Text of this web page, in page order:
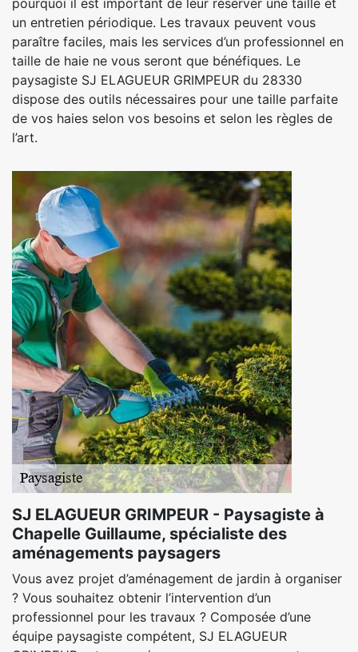
un entretien périodique. Les travaux peuvent vous
paraître faciles, mais les services d’un professionnel en
taille de haie ne vous seront que bénéfiques. Le
paysagiste SJ ELAGUEUR GRIMPEUR du 28330
dispose des outils nécessaires pour une taille parfaite
de vos haies selon vos besoins et selon les règles de
l’art.
SJ ELAGUEUR GRIMPEUR - Paysagiste à
Chapelle Guillaume, spécialiste des
aménagements paysagers
Vous avez projet d’aménagement de jardin à organiser
? Vous souhaitez obtenir l’intervention d’un
professionnel pour les travaux ? Composée d’une
équipe paysagiste compétent, SJ ELAGUEUR